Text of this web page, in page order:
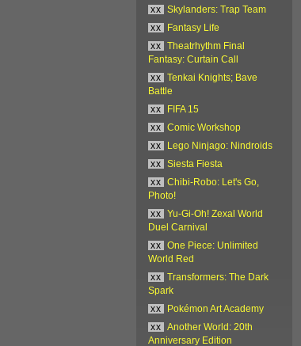
xx
Skylanders: Trap Team
xx
Fantasy Life
xx
Theatrhythm Final
Fantasy: Curtain Call
xx
Tenkai Knights; Bave
Battle
xx
FIFA 15
xx
Comic Workshop
xx
Lego Ninjago: Nindroids
xx
Siesta Fiesta
xx
Chibi-Robo: Let's Go,
Photo!
xx
Yu-Gi-Oh! Zexal World
Duel Carnival
xx
One Piece: Unlimited
World Red
xx
Transformers: The Dark
Spark
xx
Pokémon Art Academy
xx
Another World: 20th
Anniversary Edition